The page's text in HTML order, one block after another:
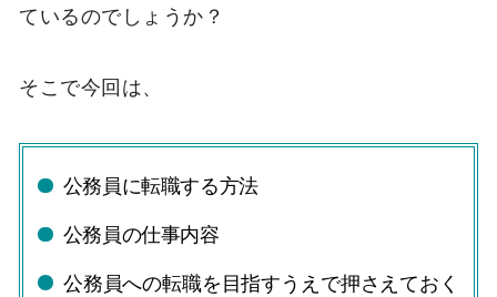
ているのでしょうか？
そこで今回は、
公務員に転職する方法
公務員の仕事内容
公務員への転職を目指すうえで押さえておく